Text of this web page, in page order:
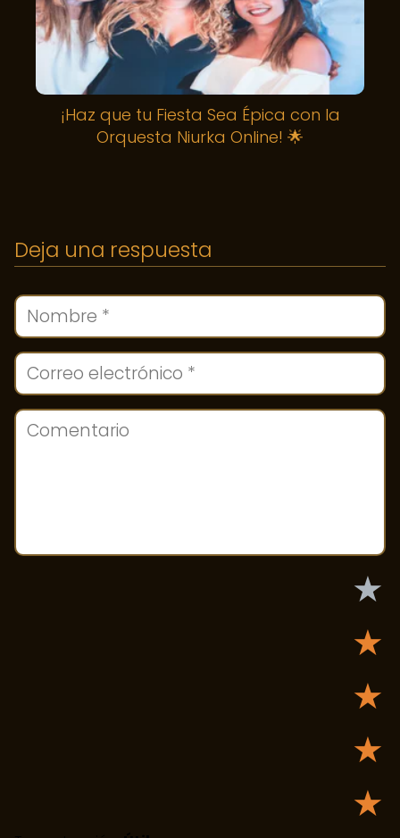
¡Haz que tu Fiesta Sea Épica con la
Orquesta Niurka Online! 🌟
Deja una respuesta
★
★
★
★
★